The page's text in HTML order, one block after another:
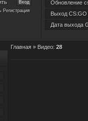
Регистрация
Обновление
Выход
Дата выхода
Главная» Видео: 28